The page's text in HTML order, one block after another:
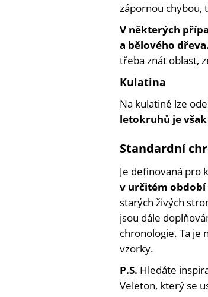
zápornou chybou,
V některých
a bělového dřeva.
třeba znát oblast,
Kulatina
Na kulatině lze
letokruhů je
Standardní
Je definovaná pro
v určitém
starých živých
jsou dále
chronologie. Ta je
vzorky.
P.S. Hledáte
Veleton, který se